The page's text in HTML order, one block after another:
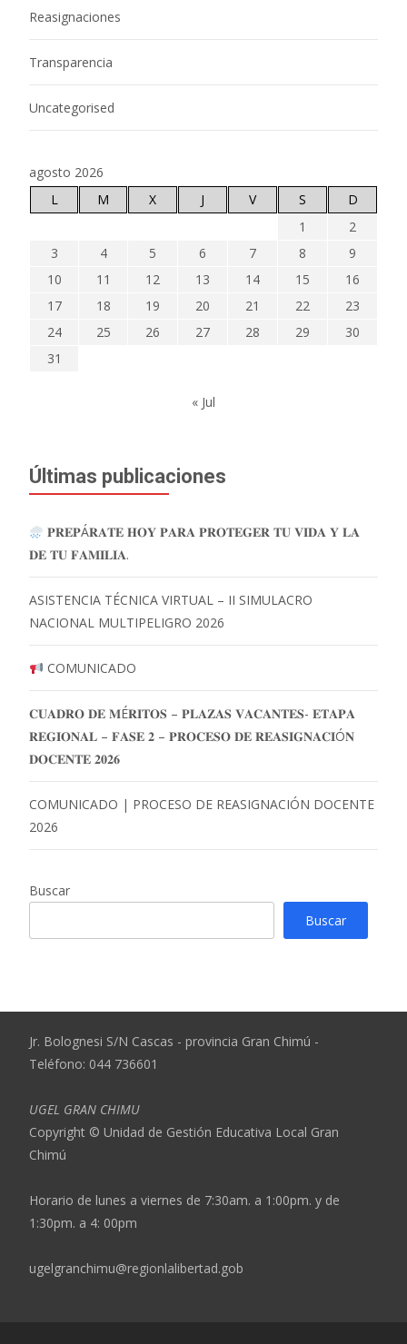
Reasignaciones
Transparencia
Uncategorised
agosto 2026
L
M X J V S
D
1
2
3
4 5 6 7 8
9
10
11 12 13 14 15
16
17
18 19 20 21 22
23
24
25 26 27 28 29
30
31
« Jul
Últimas publicaciones
𝐏𝐑𝐄𝐏Á𝐑𝐀𝐓𝐄 𝐇𝐎𝐘 𝐏𝐀𝐑𝐀 𝐏𝐑𝐎𝐓𝐄𝐆𝐄𝐑 𝐓𝐔 𝐕𝐈𝐃𝐀 𝐘 𝐋𝐀
𝐃𝐄 𝐓𝐔 𝐅𝐀𝐌𝐈𝐋𝐈𝐀.
ASISTENCIA TÉCNICA VIRTUAL – II SIMULACRO
NACIONAL MULTIPELIGRO 2026
COMUNICADO
𝐂𝐔𝐀𝐃𝐑𝐎 𝐃𝐄 𝐌É𝐑𝐈𝐓𝐎𝐒 – 𝐏𝐋𝐀𝐙𝐀𝐒 𝐕𝐀𝐂𝐀𝐍𝐓𝐄𝐒- 𝐄𝐓𝐀𝐏𝐀
𝐑𝐄𝐆𝐈𝐎𝐍𝐀𝐋 – 𝐅𝐀𝐒𝐄 𝟐 – 𝐏𝐑𝐎𝐂𝐄𝐒𝐎 𝐃𝐄 𝐑𝐄𝐀𝐒𝐈𝐆𝐍𝐀𝐂𝐈Ó𝐍
𝐃𝐎𝐂𝐄𝐍𝐓𝐄 𝟐𝟎𝟐𝟔
COMUNICADO | PROCESO DE REASIGNACIÓN DOCENTE
2026
Buscar
Buscar
Jr. Bolognesi S/N Cascas - provincia Gran Chimú -
Teléfono: 044 736601
UGEL GRAN CHIMU
Copyright © Unidad de Gestión Educativa Local Gran
Chimú
Horario de lunes a viernes de 7:30am. a 1:00pm. y de
1:30pm. a 4: 00pm
ugelgranchimu@regionlalibertad.gob